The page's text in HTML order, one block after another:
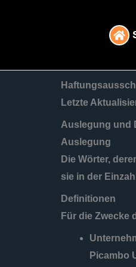
Letzte
Auslegung und
Auslegung
Die Wörter,
sie in der
Definitionen
Für die Zwecke
Picambo